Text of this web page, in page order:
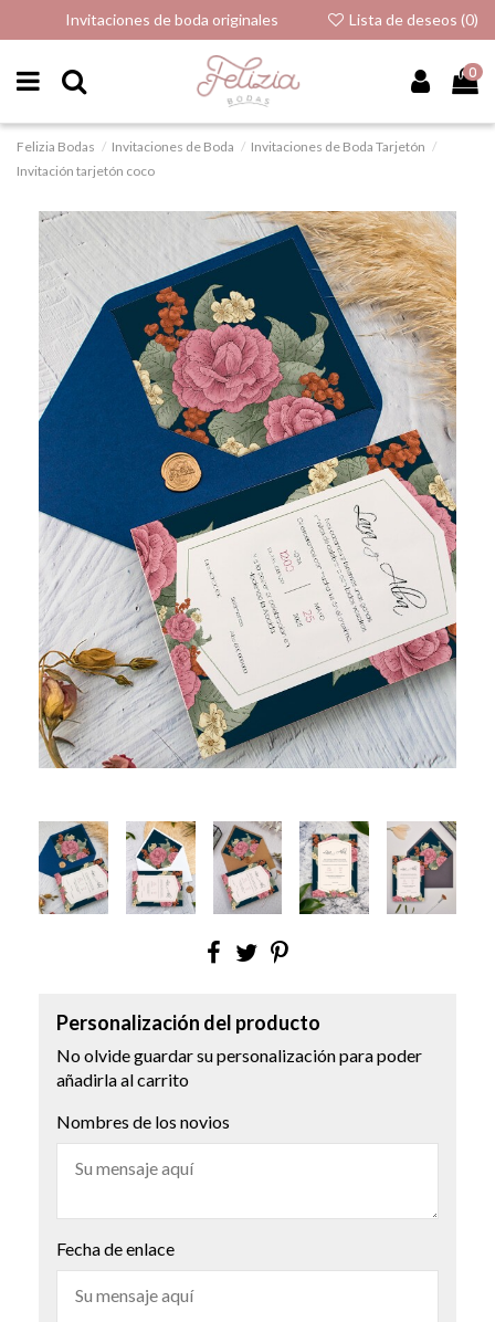
Invitaciones de boda originales Lista de deseos (0)
0
Felizia Bodas Invitaciones de Boda
Invitaciones de Boda Tarjetón
Invitación tarjetón coco
Personalización del producto
No olvide guardar su personalización para poder
añadirla al carrito
Nombres de los novios
Fecha de enlace